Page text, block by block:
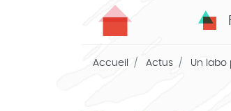
Accueil Actus Un labo